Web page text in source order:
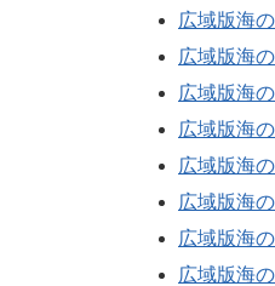
広域版海
広域版海
広域版海
広域版海
広域版海
広域版海
広域版海
広域版海